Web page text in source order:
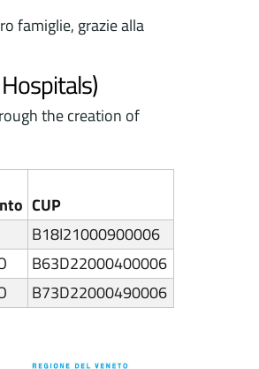
famiglie, grazie alla
the creation of
CUP
B18I21000900006
B63D22000400006
B73D22000490006